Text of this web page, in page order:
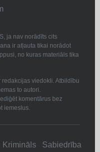
ja nav norādīts cits
ir atļauta tikai norādot
no kuras materiāls tika
viedokli. Atbildību
to autori.
komentārus bez
iemeslus.
Krimināls Sabiedrība